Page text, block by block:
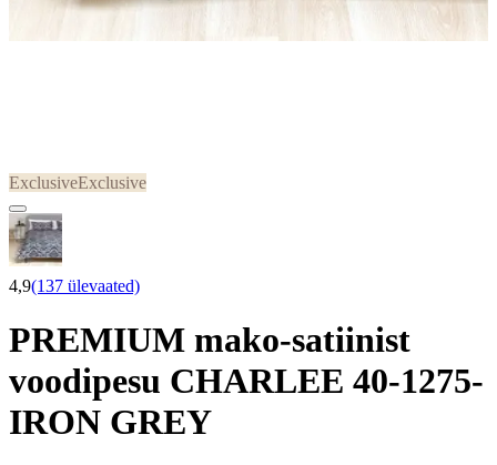
ExclusiveExclusive
4,9(137 ülevaated)
PREMIUM mako-satiinist
voodipesu CHARLEE 40-1275-
IRON GREY